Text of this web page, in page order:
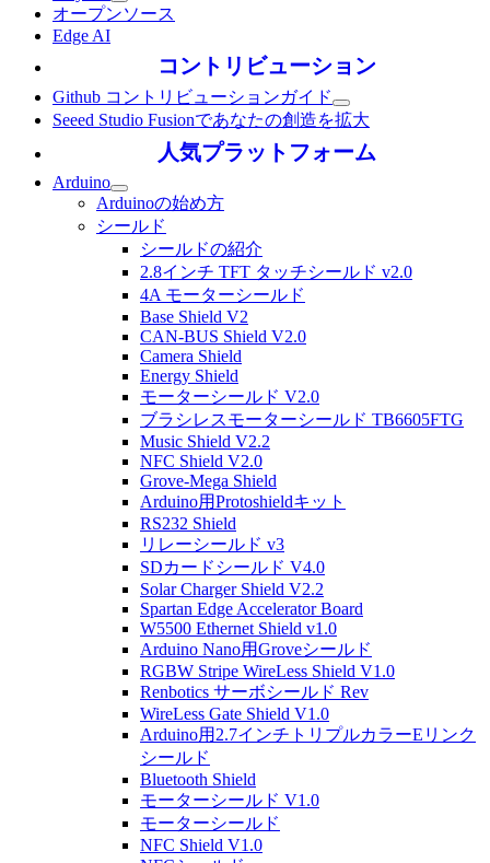
オープンソース
Edge AI
コントリビューション
Github コントリビューションガイド
Seeed Studio Fusionであなたの創造を拡大
人気プラットフォーム
Arduino
Arduinoの始め方
シールド
シールドの紹介
2.8インチ TFT タッチシールド v2.0
4A モーターシールド
Base Shield V2
CAN-BUS Shield V2.0
Camera Shield
Energy Shield
モーターシールド V2.0
ブラシレスモーターシールド TB6605FTG
Music Shield V2.2
NFC Shield V2.0
Grove-Mega Shield
Arduino用Protoshieldキット
RS232 Shield
リレーシールド v3
SDカードシールド V4.0
Solar Charger Shield V2.2
Spartan Edge Accelerator Board
W5500 Ethernet Shield v1.0
Arduino Nano用Groveシールド
RGBW Stripe WireLess Shield V1.0
Renbotics サーボシールド Rev
WireLess Gate Shield V1.0
Arduino用2.7インチトリプルカラーEリンク
シールド
Bluetooth Shield
モーターシールド V1.0
モーターシールド
NFC Shield V1.0